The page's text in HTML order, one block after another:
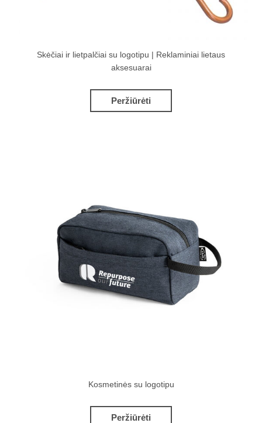
Skėčiai ir lietpalčiai su logotipu | Reklaminiai lietaus
aksesuarai
Peržiūrėti
Kosmetinės su logotipu
Peržiūrėti